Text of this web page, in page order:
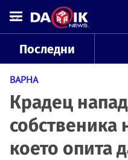
Последни
ВАРНА
Крадец
което опита